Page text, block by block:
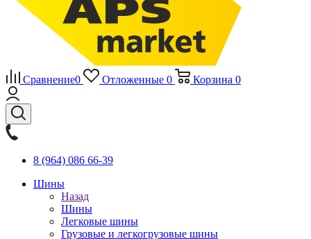
Сравнение0 Отложенные 0 Корзина 0
8 (964) 086 66-39
Шины
Назад
Шины
Легковые шины
Грузовые и легкогрузовые шины